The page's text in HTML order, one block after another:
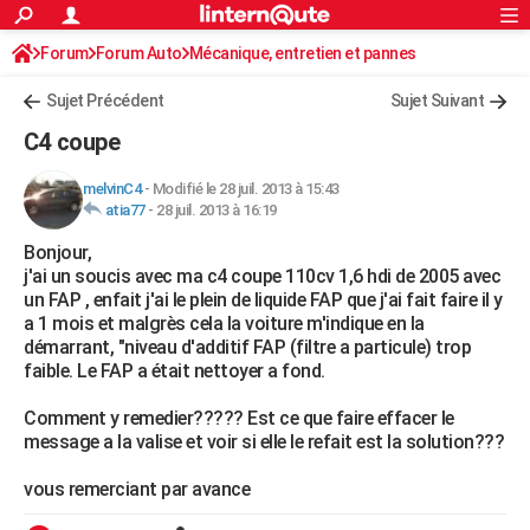
ACTUALITÉS
Politique
Société
Faits Divers
Education
Monde
Villes
+
Retraite
Impôts
Epargne
Immobilier
Risques naturels par ville
Banque
Assurance
Crédit
AUTO
Essais
Réserver un essai
Citadines
Berlines
SUV
Forum auto
+HIGH-TECH
Mobiles
Meilleur smartphone
Internet
Ordinateurs
Jeux vidéo
Guide high-tech
+BRICOLAGE
Forum
Aménagement intérieur
Extérieur
Cuisine
Salle de bains
Jardinage
Rangement
WEEK-END
Guides de France
Escapades
Patrimoine
Expositions
Musées
Week-end nature
+LIFESTYLE
Art de vivre
Modes de vie
Rechercher
S'inscrire
Connexion
Forum Forum Auto Mécanique, entretien et pannes
Sujet Précédent Sujet Suivant
C4 coupe
melvinC4- Modifié le 28 juil. 2013 à 15:43
atia77- 28 juil. 2013 à 16:19
Bonjour,
j'ai un soucis avec ma c4 coupe 110cv 1,6 hdi de 2005 avec
un FAP , enfait j'ai le plein de liquide FAP que j'ai fait faire il y
a 1 mois et malgrès cela la voiture m'indique en la
démarrant, "niveau d'additif FAP (filtre a particule) trop
faible. Le FAP a était nettoyer a fond.
Comment y remedier????? Est ce que faire effacer le
message a la valise et voir si elle le refait est la solution???
vous remerciant par avance